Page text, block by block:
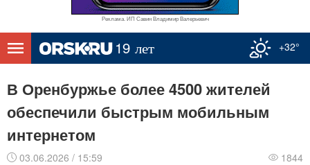
Реклама. ИП Савин Владимир Валерьевич
+32°
В Оренбуржье более 4500 жителей
обеспечили быстрым мобильным
интернетом
03.06.2026 / 15:59 1844